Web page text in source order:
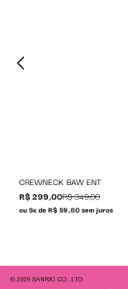
CREWNECK BAW ENT
R$ 299,00R$ 349,00
ou 5x de R$ 59,80 sem juros